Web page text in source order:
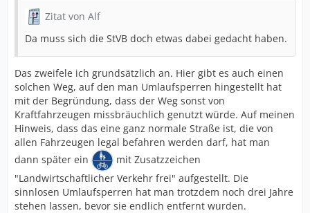
Zitat von Alf
Da muss sich die StVB doch etwas dabei gedacht haben.
Das zweifele ich grundsätzlich an. Hier gibt es auch einen
solchen Weg, auf den man Umlaufsperren hingestellt hat
mit der Begründung, dass der Weg sonst von
Kraftfahrzeugen missbräuchlich genutzt würde. Auf meinen
Hinweis, dass das eine ganz normale Straße ist, die von
allen Fahrzeugen legal befahren werden darf, hat man
dann später ein
mit Zusatzzeichen
"Landwirtschaftlicher Verkehr frei" aufgestellt. Die
sinnlosen Umlaufsperren hat man trotzdem noch drei Jahre
stehen lassen, bevor sie endlich entfernt wurden.